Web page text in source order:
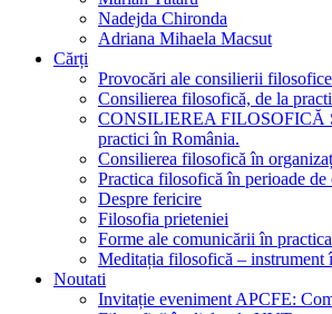
Nadejda Chironda
Adriana Mihaela Macsut
Cărți
Provocări ale consilierii
Consilierea filosofică, de la
CONSILIEREA FILOSOFICĂ
practici în România.
Consilierea filosofică în
Practica filosofică în perioade de
Despre fericire
Filosofia prieteniei
Forme ale comunicării în
Meditația filosofică – instrument
Noutati
Invitație eveniment APCFE: